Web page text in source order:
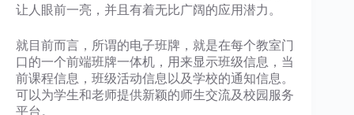
让人眼前一亮，并且有着无比广阔的应用潜力。
就目前而言，所谓的电子班牌，就是在每个教室门
口的一个前端班牌一体机，用来显示班级信息，当
前课程信息，班级活动信息以及学校的通知信息。
可以为学生和老师提供新颖的师生交流及校园服务
平台。